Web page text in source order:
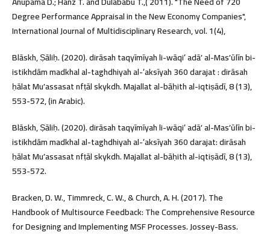
Degree Performance Appraisal in the New Economy Companies",
International Journal of Multidisciplinary Research, vol. 1(4),
Blāskh, Ṣāliḥ. (2020). dirāsah taqyīmīyah li-wāqiʻ adāʼ al-Masʼūlīn bi-
istikhdām madkhal al-taghdhiyah al-ʻaksīyah 360 darajat : dirāsah
ḥālat Muʼassasat nfṭāl skykdh. Majallat al-bāḥith al-iqtiṣādī, 8 (13),
553-572, (in Arabic).
Blāskh, Ṣāliḥ. (2020). dirāsah taqyīmīyah li-wāqiʻ adāʼ al-Masʼūlīn bi-
istikhdām madkhal al-taghdhiyah al-ʻaksīyah 360 darajat: dirāsah
ḥālat Muʼassasat nfṭāl skykdh. Majallat al-bāḥith al-iqtiṣādī, 8 (13),
553-572.
Bracken, D. W., Timmreck, C. W., & Church, A. H. (2017). The
Handbook of Multisource Feedback: The Comprehensive Resource
for Designing and Implementing MSF Processes. Jossey-Bass.